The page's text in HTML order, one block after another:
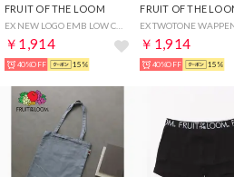
FRUIT OF THE LOOM
￥1,914
40%OFF 15%
FRUIT OF THE
￥1,914
40%OFF 15%